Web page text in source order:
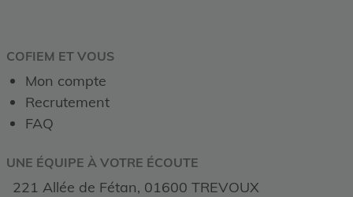
COFIEM ET VOUS
Mon compte
Recrutement
FAQ
UNE ÉQUIPE À VOTRE ÉCOUTE
221 Allée de Fétan, 01600 TREVOUX